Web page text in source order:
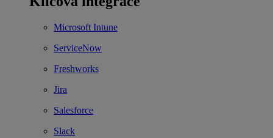
Microsoft Intune
ServiceNow
Freshworks
Jira
Salesforce
Slack